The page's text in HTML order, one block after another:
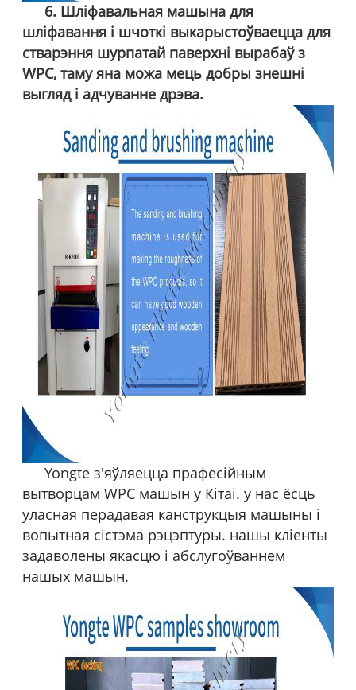
6. Шліфавальная машына для
шліфавання і шчоткі выкарыстоўваецца для
стварэння шурпатай паверхні вырабаў з
WPC, таму яна можа мець добры знешні
выгляд і адчуванне дрэва.
Yongte з'яўляецца прафесійным
вытворцам WPC машын у Кітаі. у нас ёсць
уласная перадавая канструкцыя машыны і
вопытная сістэма рэцэптуры. нашы кліенты
задаволены якасцю і абслугоўваннем
нашых машын.